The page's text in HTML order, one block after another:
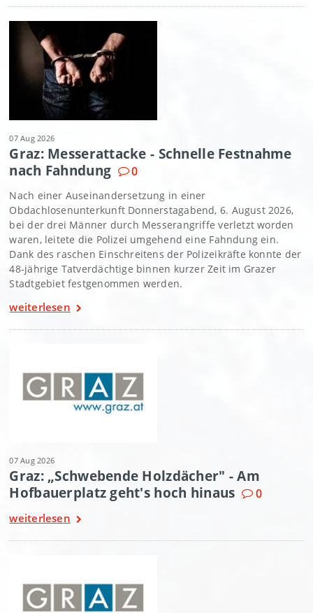
07 Aug 2026
Graz: Messerattacke - Schnelle Festnahme
nach Fahndung
0
Nach einer Auseinandersetzung in einer
Obdachlosenunterkunft Donnerstagabend, 6. August 2026,
bei der drei Männer durch Messerangriffe verletzt worden
waren, leitete die Polizei umgehend eine Fahndung ein.
Dank des raschen Einschreitens der Polizeikräfte konnte der
48-jährige Tatverdächtige binnen kurzer Zeit im Grazer
Stadtgebiet festgenommen werden.
weiterlesen
07 Aug 2026
Graz: „Schwebende Holzdächer" - Am
Hofbauerplatz geht's hoch hinaus
0
weiterlesen